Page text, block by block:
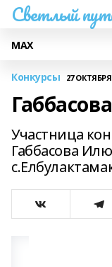
Светлый
МАХ
Конкурсы 27 ОКТЯБРЯ
Участница
Габбасова